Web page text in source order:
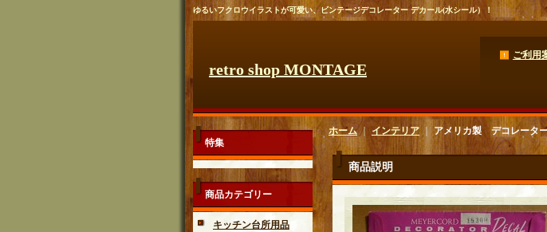
ゆるいフクロウイラストが可愛い、ビンテージデコレーター デカール(水シール）！
retro shop MONTAGE
ご利用
特集
商品カテゴリー
キッチン台所用品
ホーム｜ インテリア｜ アメリカ製 デコレータ
商品説明